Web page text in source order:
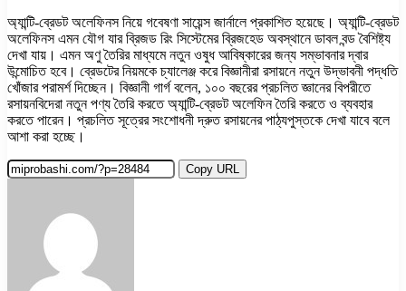
অ্যান্টি-ব্রেডট অলেফিনস নিয়ে গবেষণা সায়েন্স জার্নালে প্রকাশিত হয়েছে। অ্যান্টি-ব্রেডট
অলেফিনস এমন যৌগ যার ব্রিজড রিং সিস্টেমের ব্রিজহেড অবস্থানে ডাবল বন্ড বৈশিষ্ট্য
দেখা যায়। এমন অণু তৈরির মাধ্যমে নতুন ওষুধ আবিষ্কারের জন্য সম্ভাবনার দ্বার
উন্মোচিত হবে। ব্রেডটের নিয়মকে চ্যালেঞ্জ করে বিজ্ঞানীরা রসায়নে নতুন উদ্ভাবনী পদ্ধতি
খোঁজার পরামর্শ দিচ্ছেন। বিজ্ঞানী গার্গ বলেন, ১০০ বছরের প্রচলিত জ্ঞানের বিপরীতে
রসায়নবিদেরা নতুন পণ্য তৈরি করতে অ্যান্টি-ব্রেডট অলেফিন তৈরি করতে ও ব্যবহার
করতে পারেন। প্রচলিত সূত্রের সংশোধনী দ্রুত রসায়নের পাঠ্যপুস্তকে দেখা যাবে বলে
আশা করা হচ্ছে।
Copy URL